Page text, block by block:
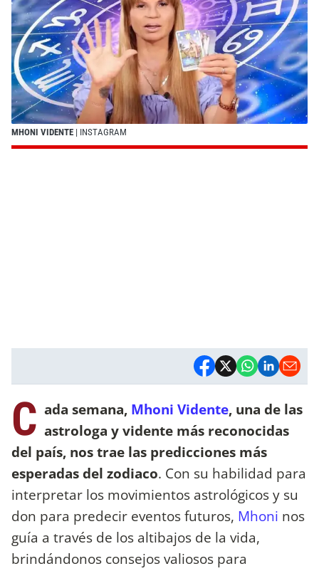
MHONI VIDENTE | INSTAGRAM
C ada semana, Mhoni Vidente, una de las
astrologa y vidente más reconocidas
del país, nos trae las predicciones más
esperadas del zodiaco. Con su habilidad para
interpretar los movimientos astrológicos y su
don para predecir eventos futuros, Mhoni nos
guía a través de los altibajos de la vida,
brindándonos consejos valiosos para